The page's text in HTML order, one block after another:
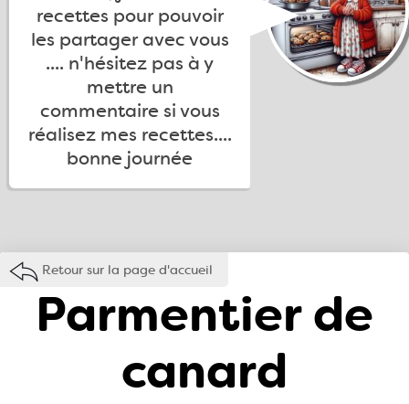
recettes pour pouvoir
les partager avec vous
.... n'hésitez pas à y
mettre un
commentaire si vous
réalisez mes recettes....
bonne journée
Retour sur la page d'accueil
Parmentier de
canard